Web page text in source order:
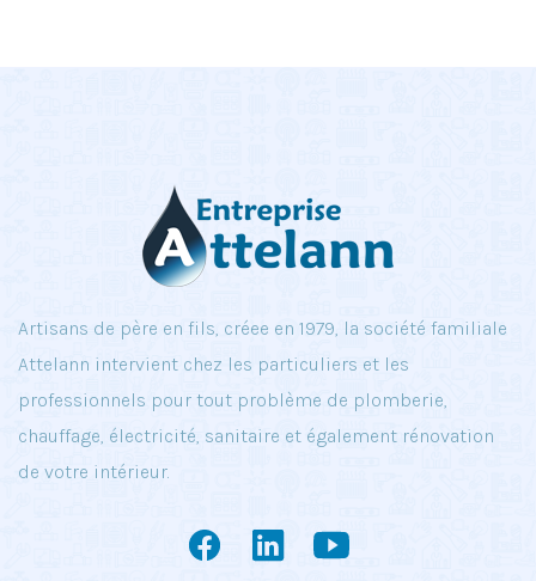
Artisans de père en fils, créee en 1979, la société familiale
Attelann intervient chez les particuliers et les
professionnels pour tout problème de plomberie,
chauffage, électricité, sanitaire et également rénovation
de votre intérieur.